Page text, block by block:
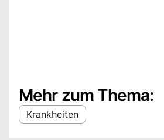
Mehr zum Thema:
Krankheiten